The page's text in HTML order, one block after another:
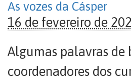
As vozes da Cásper
16 de fevereiro de
Algumas palavras de
coordenadores dos